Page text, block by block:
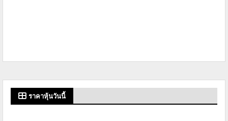
ราคาหุ้นวันนี้